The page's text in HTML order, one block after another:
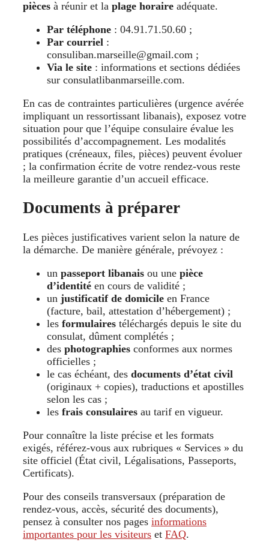
pièces à réunir et la plage horaire adéquate.
Par téléphone : 04.91.71.50.60 ;
Par courriel :
consuliban.marseille@gmail.com ;
Via le site : informations et sections dédiées
sur consulatlibanmarseille.com.
En cas de contraintes particulières (urgence avérée
impliquant un ressortissant libanais), exposez votre
situation pour que l’équipe consulaire évalue les
possibilités d’accompagnement. Les modalités
pratiques (créneaux, files, pièces) peuvent évoluer
; la confirmation écrite de votre rendez-vous reste
la meilleure garantie d’un accueil efficace.
Documents à préparer
Les pièces justificatives varient selon la nature de
la démarche. De manière générale, prévoyez :
un passeport libanais ou une pièce
d’identité en cours de validité ;
un justificatif de domicile en France
(facture, bail, attestation d’hébergement) ;
les formulaires téléchargés depuis le site du
consulat, dûment complétés ;
des photographies conformes aux normes
officielles ;
le cas échéant, des documents d’état civil
(originaux + copies), traductions et apostilles
selon les cas ;
les frais consulaires au tarif en vigueur.
Pour connaître la liste précise et les formats
exigés, référez-vous aux rubriques « Services » du
site officiel (État civil, Légalisations, Passeports,
Certificats).
Pour des conseils transversaux (préparation de
rendez-vous, accès, sécurité des documents),
pensez à consulter nos pages informations
importantes pour les visiteurs et FAQ.